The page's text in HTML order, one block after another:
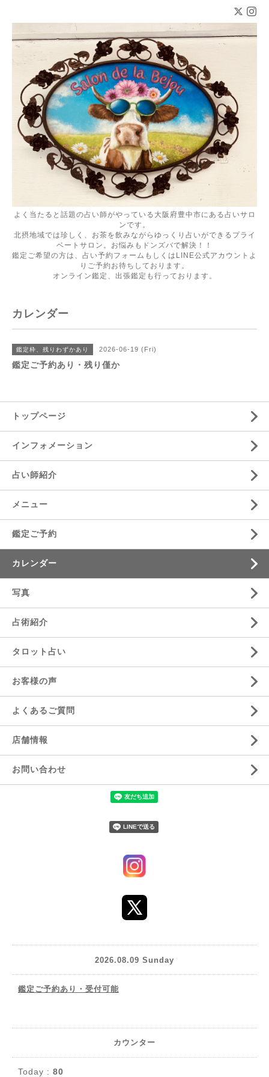
よく当たると話題の占い師がやっている大阪府豊中市にある占いサロ
ンです。
北摂地域では珍しく、お茶を飲みながらゆっくり占いができるプライ
ベートサロン。お悩みもドンズバで解決！！
鑑定ご希望の方は、占い予約フォームもしくはLINE公式アカウントよ
りご予約お待ちしております。
オンライン鑑定、出張鑑定も行っております。
カレンダー
鑑定枠、残りわずかあり 2026-06-19 (Fri)
鑑定ご予約あり・残り僅か
トップページ
インフォメーション
占い師紹介
メニュー
鑑定ご予約
カレンダー
写真
占術紹介
タロット占い
お客様の声
よくあるご質問
店舗情報
お問い合わせ
2026.08.09 Sunday
鑑定ご予約あり・受付可能
カウンター
Today : 80